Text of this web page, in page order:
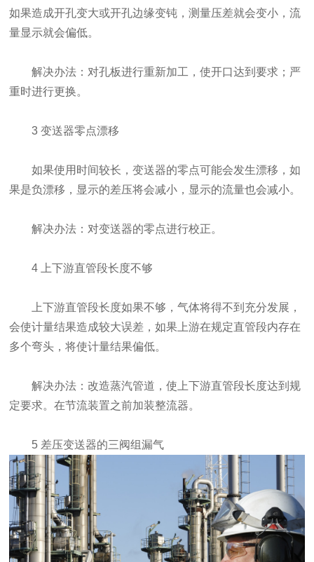
如果造成开孔变大或开孔边缘变钝，测量压差就会变小，流
量显示就会偏低。
解决办法：对孔板进行重新加工，使开口达到要求；严
重时进行更换。
3 变送器零点漂移
如果使用时间较长，变送器的零点可能会发生漂移，如
果是负漂移，显示的差压将会减小，显示的流量也会减小。
解决办法：对变送器的零点进行校正。
4 上下游直管段长度不够
上下游直管段长度如果不够，气体将得不到充分发展，
会使计量结果造成较大误差，如果上游在规定直管段内存在
多个弯头，将使计量结果偏低。
解决办法：改造蒸汽管道，使上下游直管段长度达到规
定要求。在节流装置之前加装整流器。
5 差压变送器的三阀组漏气